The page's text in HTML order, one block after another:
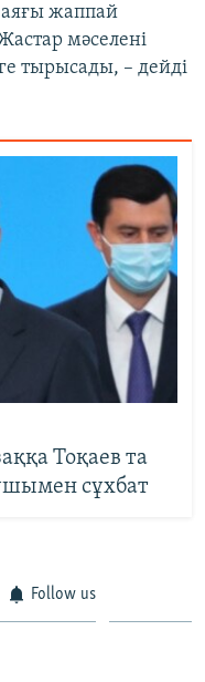
жаппай
мәселені
тырысады, – дейді
Тоқаев та
сұхбат
Follow us